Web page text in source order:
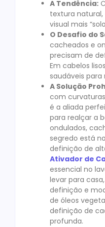
A Tendência:
textura
visual mais
O Desafio do
cacheados e
precisam de
Em cabelos
saudáveis para
A Solução
com
é a aliada
para realçar a
ondulados,
segredo está
definição de
Ativador de
essencial no
levar para
definição e
de óleos
definição de
profunda.